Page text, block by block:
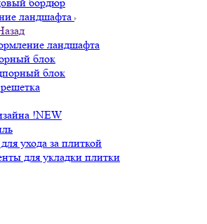
ландшафта
ландшафта
блок
блок
!NEW
ухода за плиткой
для укладки плитки